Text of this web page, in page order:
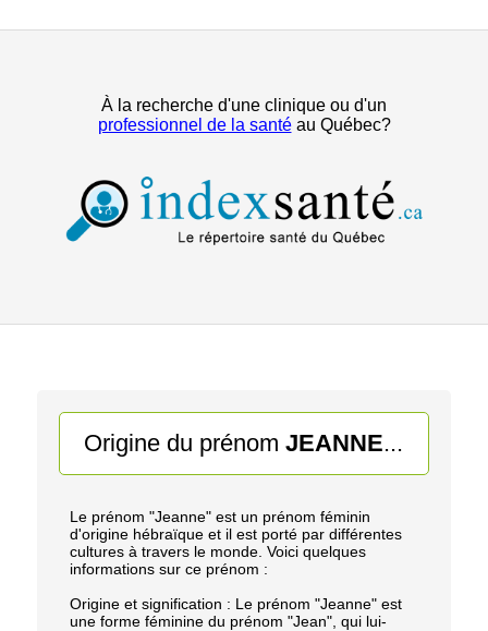
À la recherche d'une clinique ou d'un
professionnel de la santéau Québec?
Origine du prénomJEANNE...
Le prénom "Jeanne" est un prénom féminin
d'origine hébraïque et il est porté par différentes
cultures à travers le monde. Voici quelques
informations sur ce prénom :
Origine et signification : Le prénom "Jeanne" est
une forme féminine du prénom "Jean", qui lui-